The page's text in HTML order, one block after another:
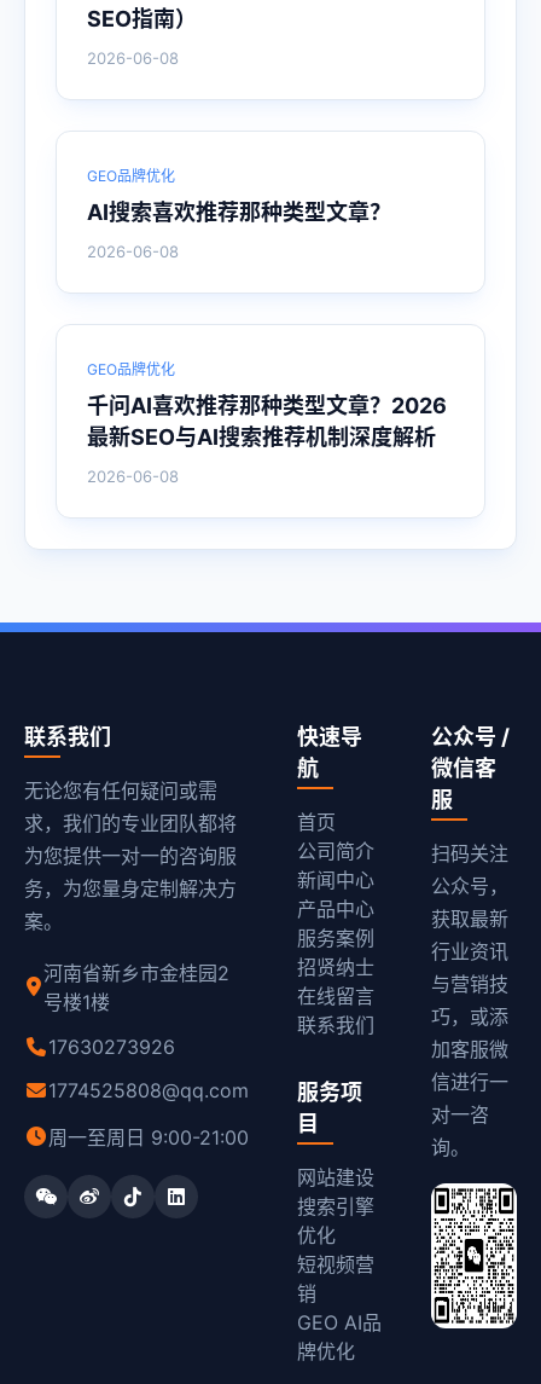
SEO指南）
2026-06-08
GEO品牌优化
AI搜索喜欢推荐那种类型文章？
2026-06-08
GEO品牌优化
千问AI喜欢推荐那种类型文章？2026
最新SEO与AI搜索推荐机制深度解析
2026-06-08
联系我们
无论您有任何疑问或需
求，我们的专业团队都将
为您提供一对一的咨询服
务，为您量身定制解决方
案。
河南省新乡市金桂园2
号楼1楼
17630273926
1774525808@qq.com
周一至周日 9:00-21:00
快速导
航
首页
公司简介
新闻中心
产品中心
服务案例
招贤纳士
在线留言
联系我们
服务项
目
网站建设
搜索引擎
优化
短视频营
销
GEO AI品
牌优化
公众号 /
微信客
服
扫码关注
公众号，
获取最新
行业资讯
与营销技
巧，或添
加客服微
信进行一
对一咨
询。